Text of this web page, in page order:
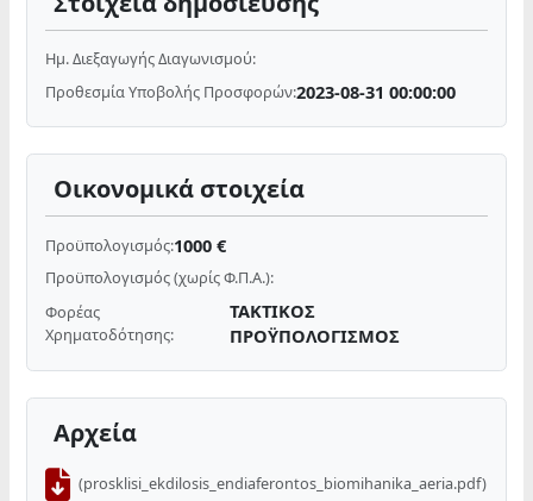
Ημ. Διεξαγωγής Διαγωνισμού:
Προθεσμία Υποβολής Προσφορών:2023-08-31 00:00:00
Οικονομικά στοιχεία
Προϋπολογισμός:1000 €
Προϋπολογισμός (χωρίς Φ.Π.Α.):
Φορέας
Χρηματοδότησης:
ΤΑΚΤΙΚΟΣ
ΠΡΟΫΠΟΛΟΓΙΣΜΟΣ
Αρχεία
(prosklisi_ekdilosis_endiaferontos_biomihanika_aeria.pdf)